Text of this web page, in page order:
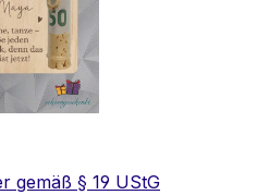
gemäß § 19 UStG